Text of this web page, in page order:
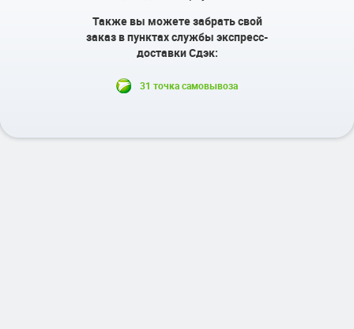
Также вы можете забрать свой
заказ в пунктах службы экспресс-
доставки Сдэк:
31 точка самовывоза